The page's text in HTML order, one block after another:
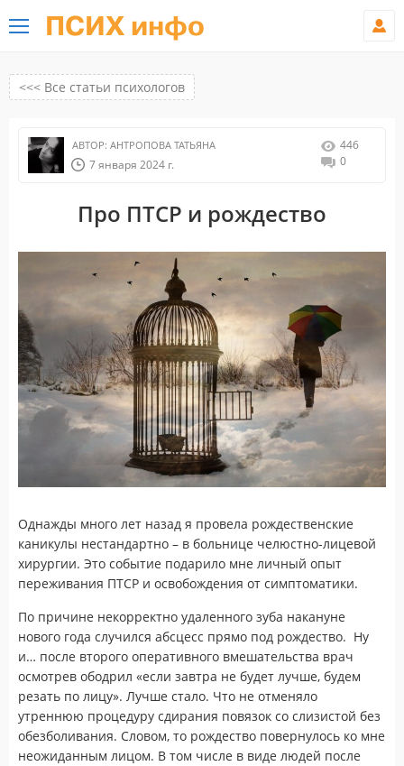
ПСИХ инфо
<<< Все статьи психологов
АВТОР: АНТРОПОВА ТАТЬЯНА
7 января 2024 г.
446
0
Про ПТСР и рождество
Однажды много лет назад я провела рождественские
каникулы нестандартно – в больнице челюстно-лицевой
хирургии. Это событие подарило мне личный опыт
переживания ПТСР и освобождения от симптоматики.
По причине некорректно удаленного зуба накануне
нового года случился абсцесс прямо под рождество. Ну
и… после второго оперативного вмешательства врач
осмотрев ободрил «если завтра не будет лучше, будем
резать по лицу». Лучше стало. Что не отменяло
утреннюю процедуру сдирания повязок со слизистой без
обезболивания. Словом, то рождество повернулось ко мне
неожиданным лицом. В том числе в виде людей после